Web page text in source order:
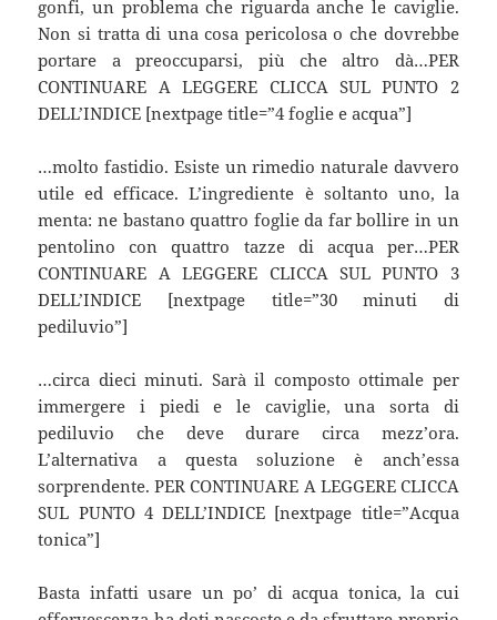
gonfi, un problema che riguarda anche le caviglie.
Non si tratta di una cosa pericolosa o che dovrebbe
portare a preoccuparsi, più che altro dà…PER
CONTINUARE A LEGGERE CLICCA SUL PUNTO 2
DELL’INDICE [nextpage title=”4 foglie e acqua”]
…molto fastidio. Esiste un rimedio naturale davvero
utile ed efficace. L’ingrediente è soltanto uno, la
menta: ne bastano quattro foglie da far bollire in un
pentolino con quattro tazze di acqua per…PER
CONTINUARE A LEGGERE CLICCA SUL PUNTO 3
DELL’INDICE [nextpage title=”30 minuti di
pediluvio”]
…circa dieci minuti. Sarà il composto ottimale per
immergere i piedi e le caviglie, una sorta di
pediluvio che deve durare circa mezz’ora.
L’alternativa a questa soluzione è anch’essa
sorprendente. PER CONTINUARE A LEGGERE CLICCA
SUL PUNTO 4 DELL’INDICE [nextpage title=”Acqua
tonica”]
Basta infatti usare un po’ di acqua tonica, la cui